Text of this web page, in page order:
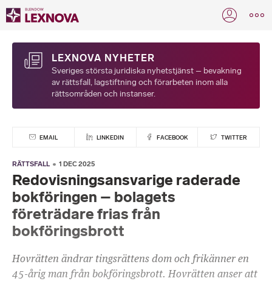
LEXNOVA NYHETER
Sveriges största juridiska nyhetstjänst – bevakning
av rättsfall, lagstiftning och förarbeten inom alla
rättsområden och instanser.
EMAIL LINKEDIN FACEBOOK TWITTER
RÄTTSFALL 1 DEC 2025
Redovisningsansvarige raderade
bokföringen – bolagets
företrädare frias från
bokföringsbrott
Hovrätten ändrar tingsrättens dom och frikänner en
45-årig man från bokföringsbrott. Hovrätten anser att